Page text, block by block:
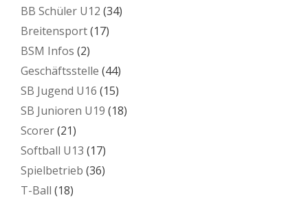
BB Schüler U12 (34)
Breitensport(17)
BSM Infos (2)
Geschäftsstelle (44)
SB Jugend U16 (15)
SB Junioren U19 (18)
Scorer(21)
Softball U13 (17)
Spielbetrieb (36)
T-Ball (18)